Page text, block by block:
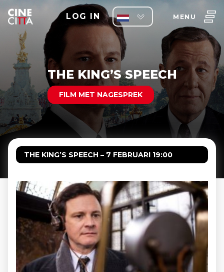
LOG IN MENU
THE KING’S SPEECH
FILM MET NAGESPREK
THE KING’S SPEECH – 7 FEBRUARI 19:00